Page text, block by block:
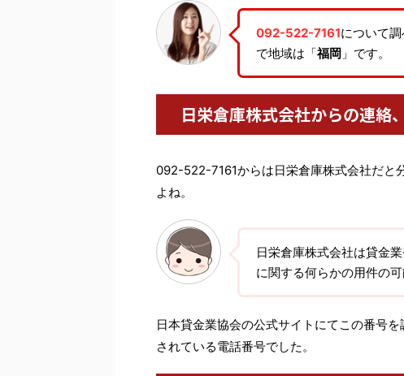
092-522-7161について
で地域は「福岡 」です。
日栄倉庫株式会社からの連絡
092-522-7161からは日栄倉庫株式会社だと
よね。
日栄倉庫株式会社は貸金
に関する何らかの用件の可
日本貸金業協会の公式サイトにてこの番号
されている電話番号でした。